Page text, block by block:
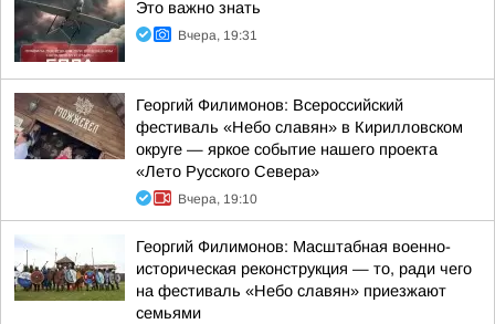
Это важно знать
Вчера, 19:31
Георгий Филимонов: Всероссийский
фестиваль «Небо славян» в Кирилловском
округе — яркое событие нашего проекта
«Лето Русского Севера»
Вчера, 19:10
Георгий Филимонов: Масштабная военно-
историческая реконструкция — то, ради чего
на фестиваль «Небо славян» приезжают
семьями